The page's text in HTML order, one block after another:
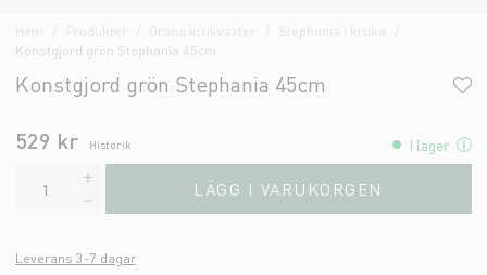
Hem Produkter Gröna krukväxter
Stephania i kruka
Konstgjord grön Stephania 45cm
Konstgjord grön Stephania 45cm
529 kr Historik I lager
LÄGG I VARUKORGEN
Leverans 3-7 dagar